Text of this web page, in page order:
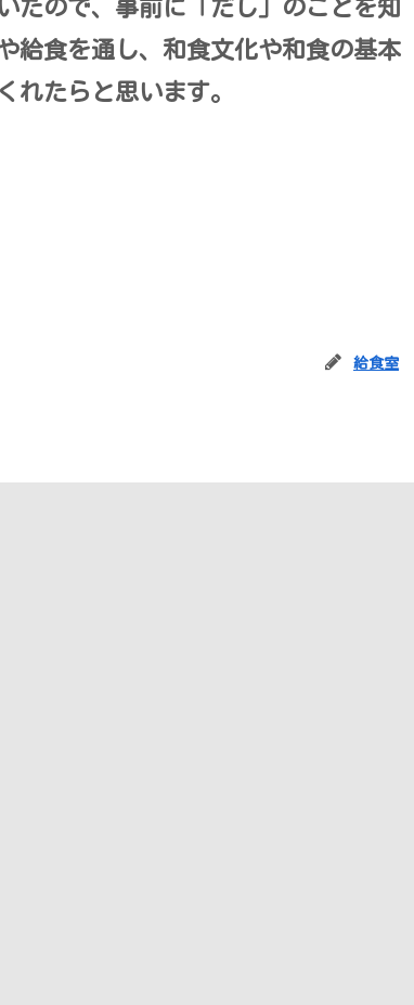
たので、事前に「だし」のことを知
給食を通し、和食文化や和食の基本
れたらと思います。
給食室